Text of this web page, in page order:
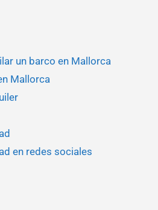
un barco en Mallorca
Mallorca
en redes sociales